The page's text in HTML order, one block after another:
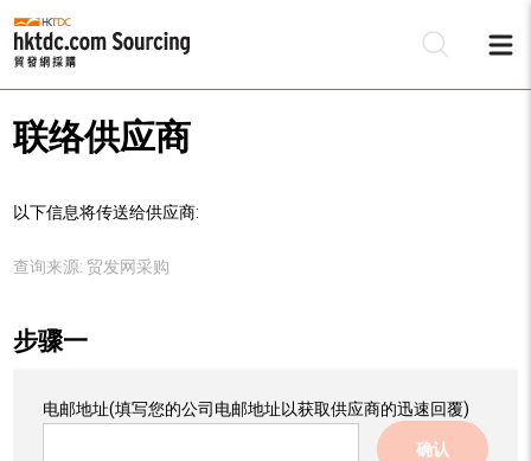
联络供应商
以下信息将传送给供应商:
查询来源: 贸发网采购
步骤一
电邮地址(填写您的公司电邮地址以获取供应商的迅速回覆)
确认